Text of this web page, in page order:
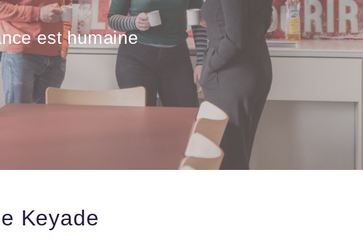
est humaine
Keyade